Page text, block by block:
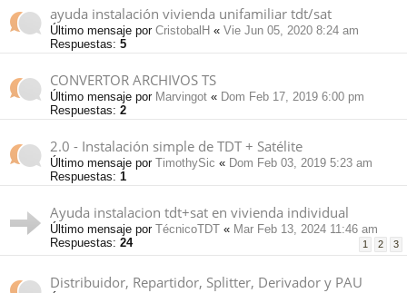
ayuda instalación vivienda unifamiliar tdt/sat
Último mensaje por CristobalH « Vie Jun 05, 2020 8:24 am
Respuestas: 5
CONVERTOR ARCHIVOS TS
Último mensaje por Marvingot « Dom Feb 17, 2019 6:00 pm
Respuestas: 2
2.0 - Instalación simple de TDT + Satélite
Último mensaje por TimothySic « Dom Feb 03, 2019 5:23 am
Respuestas: 1
Ayuda instalacion tdt+sat en vivienda individual
Último mensaje por TécnicoTDT « Mar Feb 13, 2024 11:46 am
Respuestas: 24 1 2 3
Distribuidor, Repartidor, Splitter, Derivador y PAU